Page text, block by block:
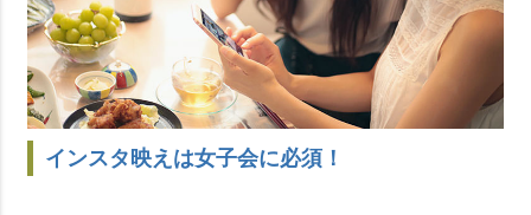
インスタ映えは女子会に必須！